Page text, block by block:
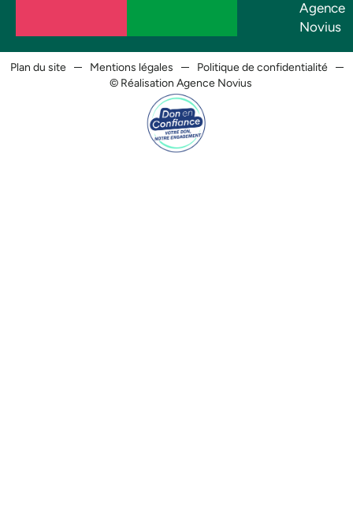
Agence
Novius
Plan du site Mentions légales
Politique de confidentialité
© Réalisation Agence Novius